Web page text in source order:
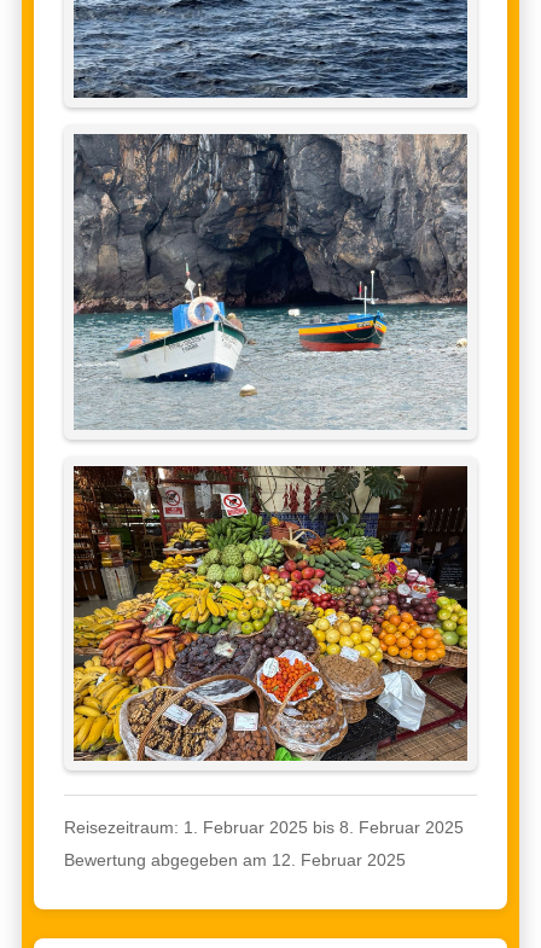
Reisezeitraum: 1. Februar 2025 bis 8. Februar 2025
Bewertung abgegeben am 12. Februar 2025